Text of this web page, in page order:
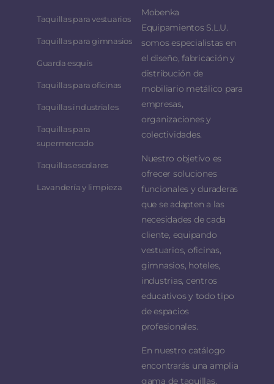
Taquillas para vestuarios
Taquillas para gimnasios
Guarda esquís
Taquillas para oficinas
Taquillas industriales
Taquillas para
supermercado
Taquillas escolares
Lavandería y limpieza
Mobenka
Equipamientos S.L.U.
somos especialistas en
el diseño, fabricación y
distribución de
mobiliario metálico para
empresas,
organizaciones y
colectividades.
Nuestro objetivo es
ofrecer soluciones
funcionales y duraderas
que se adapten a las
necesidades de cada
cliente, equipando
vestuarios, oficinas,
gimnasios, hoteles,
industrias, centros
educativos y todo tipo
de espacios
profesionales.
En nuestro catálogo
encontrarás una amplia
gama de taquillas,